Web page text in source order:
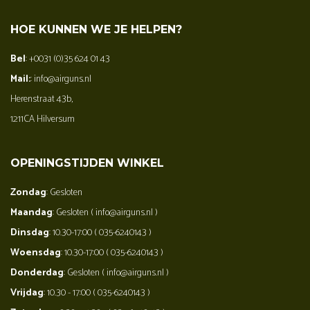
HOE KUNNEN WE JE HELPEN?
Bel: +0031 (0)35 624 01 43
Mail:: info@airguns.nl
Herenstraat 43b,
1211CA Hilversum
OPENINGSTIJDEN WINKEL
Zondag: Gesloten
Maandag: Gesloten ( info@airguns.nl )
Dinsdag: 10.30-17:00 ( 035-6240143 )
Woensdag: 10.30-17:00 ( 035-6240143 )
Donderdag: Gesloten ( info@airguns.nl )
Vrijdag: 10.30 - 17:00 ( 035-6240143 )